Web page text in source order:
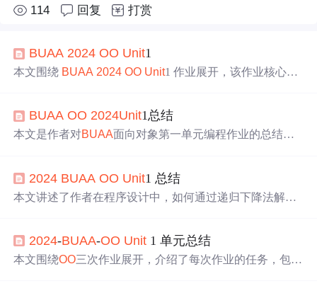
114 回复 打赏
BUAA 2024 OO Unit1
本文围绕 BUAA 2024 OO Unit1 作业展开，该作业核心是
g，如函数代入错误、指数提取负数等，并给出修复方案。
还进行了程序复杂度和架构分析，搭建评测机检查 Bug。
BUAA OO 2024Unit1总结
本文是作者对BUAA面向对象第一单元编程作业的总结。
图、架构、优化、复杂度和bug分析，还分享了hack策略和
心得体会，强调控制复杂度和提升扩展性。
2024 BUAA OO Unit1 总结
本文讲述了作者在程序设计中，如何通过递归下降法解析
试经验。
2024-BUAA-OO Unit 1 单元总结
本文围绕OO三次作业展开，介绍了每次作业的任务，包括